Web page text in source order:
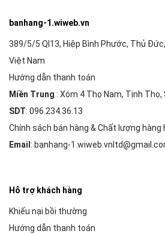
banhang-1.wiweb.vn
389/5/5 Ql13, Hiệp Bình Phước, Thủ
Việt Nam
Hướng dẫn thanh toán
Miền Trung : Xóm 4 Thọ Nam, Tịnh Thọ,
SDT: 096.234.36.13
Chính sách bán hàng & Chất lượng hàng
Email : banhang-
Hỗ trợ khách hàng
Khiếu nại bồi thường
Hướng dẫn thanh toán